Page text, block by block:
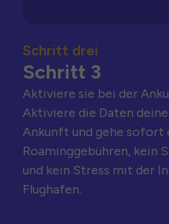
Schritt drei
Schritt 3
Aktiviere sie bei der
Aktiviere die Daten
Ankunft und gehe sofort
Roaminggebühren, kein
und kein Stress mit der
Flughafen.